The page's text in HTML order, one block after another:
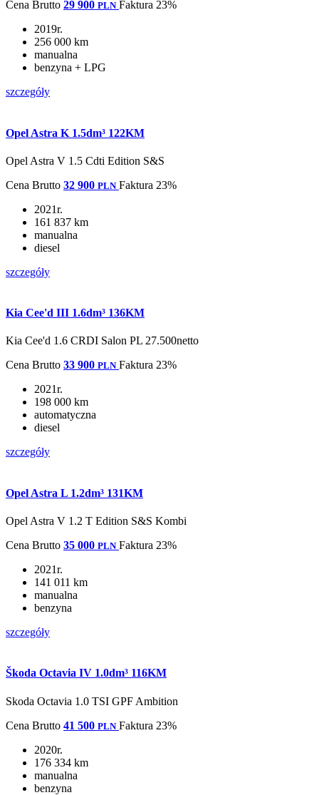
Cena Brutto 29 900 PLN Faktura 23%
2019r.
256 000 km
manualna
benzyna + LPG
szczegóły
Opel Astra K 1.5dm³ 122KM
Opel Astra V 1.5 Cdti Edition S&S
Cena Brutto 32 900 PLN Faktura 23%
2021r.
161 837 km
manualna
diesel
szczegóły
Kia Cee'd III 1.6dm³ 136KM
Kia Cee'd 1.6 CRDI Salon PL 27.500netto
Cena Brutto 33 900 PLN Faktura 23%
2021r.
198 000 km
automatyczna
diesel
szczegóły
Opel Astra L 1.2dm³ 131KM
Opel Astra V 1.2 T Edition S&S Kombi
Cena Brutto 35 000 PLN Faktura 23%
2021r.
141 011 km
manualna
benzyna
szczegóły
Škoda Octavia IV 1.0dm³ 116KM
Skoda Octavia 1.0 TSI GPF Ambition
Cena Brutto 41 500 PLN Faktura 23%
2020r.
176 334 km
manualna
benzyna